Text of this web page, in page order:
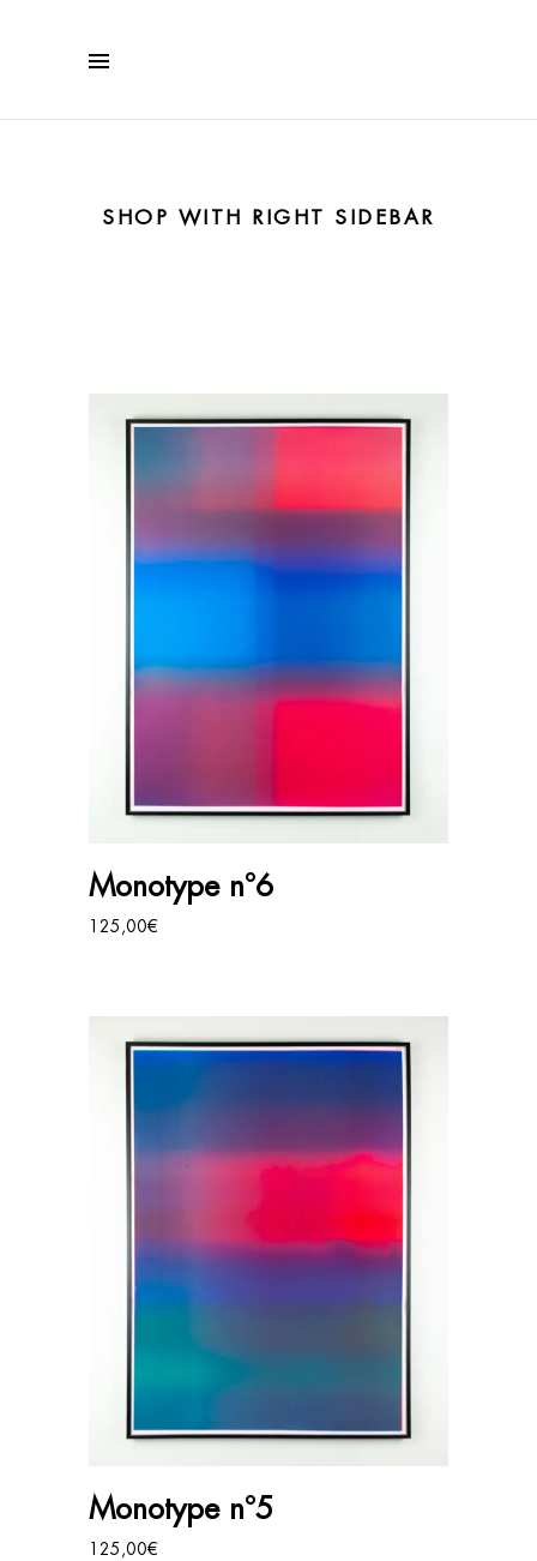
SHOP WITH RIGHT SIDEBAR
Monotype n°6
125,00€
Monotype n°5
125,00€